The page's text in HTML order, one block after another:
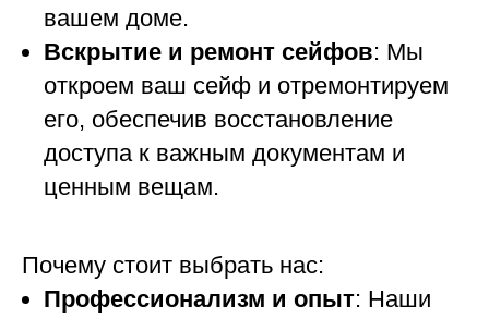
вашем доме.
Вскрытие и ремонт сейфов: Мы
откроем ваш сейф и отремонтируем
его, обеспечив восстановление
доступа к важным документам и
ценным вещам.
Почему стоит выбрать нас:
Профессионализм и опыт: Наши